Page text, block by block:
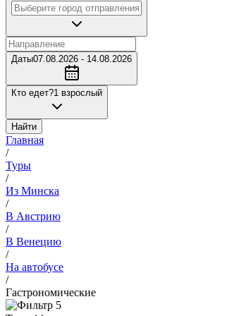
Даты07.08.2026 - 14.08.2026
Кто едет?1 взрослый
Найти
Главная
/
Туры
/
Из Минска
/
В Австрию
/
В Венецию
/
На автобусе
/
Гастрономические
5